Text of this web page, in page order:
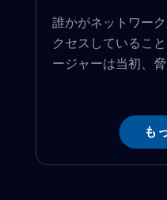
誰かがネットワー
クセスしているこ
ージャーは当初、
も